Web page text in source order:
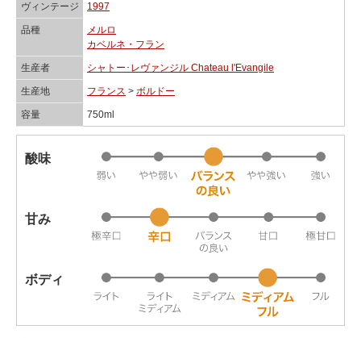
ヴィンテージ 1997
品種
メルロ
カベルネ・フラン
生産者 シャトー･レヴァンジル Chateau l'Evangile
生産地 フランス > ボルドー
容量 750ml
酸味
甘み
ボディ